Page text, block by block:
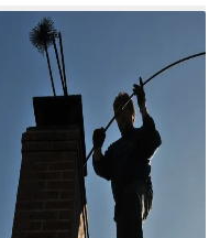
impeccable. Service
sérieux et rassurant.